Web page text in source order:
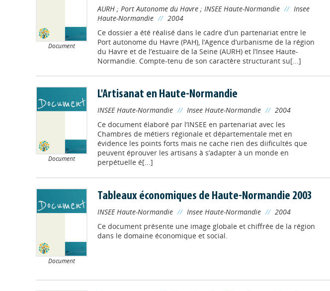
Document
AURH; Port Autonome du Havre; INSEE Haute-Normandie // Insee
Haute-Normandie // 2004
Ce dossier a été réalisé dans le cadre d’un partenariat entre le
Port autonome du Havre (PAH), l’Agence d’urbanisme de la région
du Havre et de l’estuaire de la Seine (AURH) et l’Insee Haute-
Normandie. Compte-tenu de son caractère structurant su[...]
Document
L'Artisanat en Haute-Normandie
INSEE Haute-Normandie // Insee Haute-Normandie // 2004
Ce document élaboré par l’INSEE en partenariat avec les
Chambres de métiers régionale et départementale met en
évidence les points forts mais ne cache rien des diificultés que
peuvent éprouver les artisans à s’adapter à un monde en
perpétuelle é[...]
Document
Tableaux économiques de Haute-Normandie 2003
INSEE Haute-Normandie // Insee Haute-Normandie // 2004
Ce document présente une image globale et chiffrée de la région
dans le domaine économique et social.